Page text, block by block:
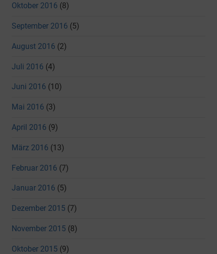
Oktober 2016 (8)
September 2016 (5)
August 2016 (2)
Juli 2016 (4)
Juni 2016 (10)
Mai 2016 (3)
April 2016 (9)
März 2016 (13)
Februar 2016 (7)
Januar 2016 (5)
Dezember 2015 (7)
November 2015 (8)
Oktober 2015 (9)